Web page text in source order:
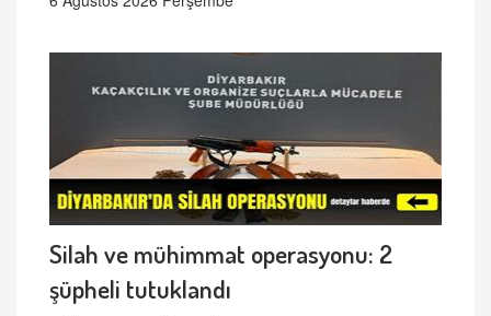
Silah ve mühimmat operasyonu: 2
şüpheli tutuklandı